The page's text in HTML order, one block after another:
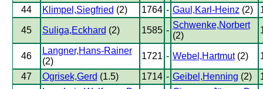
44
Klimpel,Siegfried (2) 1764 - Gaul,Karl-Heinz (2)
45 Suliga,Eckhard (2) 1585 -
Schwenke,Norbert
(2)
46
Langner,Hans-Rainer
(2)
1721 - Webel,Hartmut(2)
47 Ogrisek,Gerd (1.5) 1714 - Geibel,Henning (2)